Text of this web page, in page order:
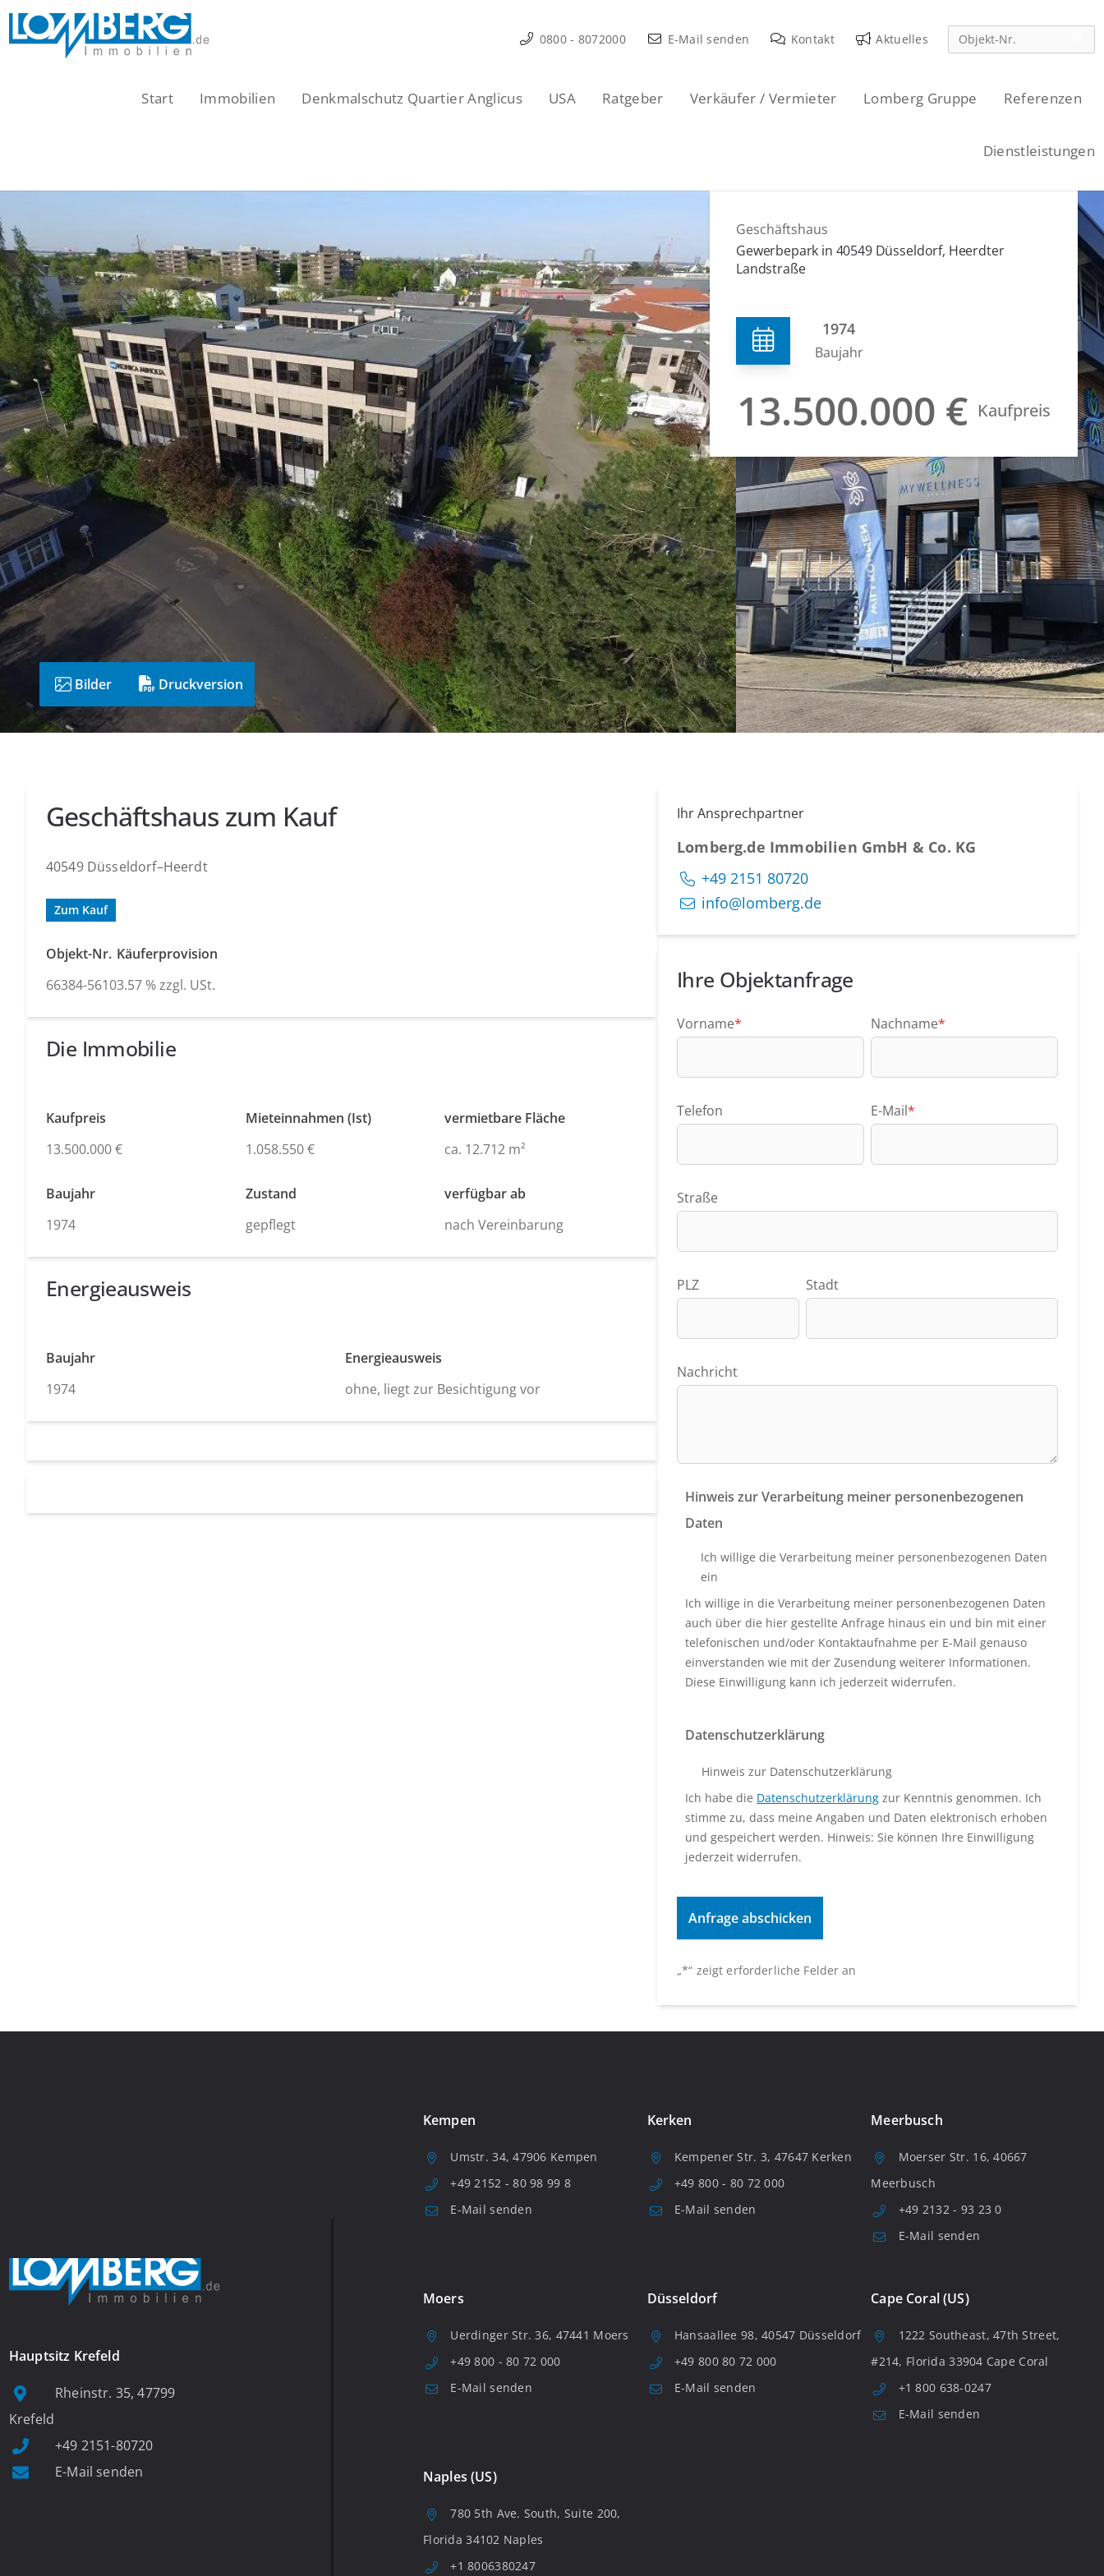
Zum
Inhalt
0800 - 8072000 E-Mail senden Kontakt Aktuelles
Start Immobilien Denkmalschutz Quartier Anglicus USA Ratgeber Verkäufer / Vermieter Lomberg Gruppe Referenzen
Dienstleistungen
Bilder Druckversion
Geschäftshaus
Gewerbepark in 40549 Düsseldorf, Heerdter
Landstraße
1974
Baujahr
13.500.000 € Kaufpreis
Geschäftshaus zum Kauf
40549 Düsseldorf–Heerdt
Zum Kauf
Objekt-Nr.
66384-5610
Käuferprovision
3.57 % zzgl. USt.
Die Immobilie
Kaufpreis
13.500.000 €
Mieteinnahmen (Ist)
1.058.550 €
vermietbare Fläche
ca. 12.712 m²
Baujahr
1974
Zustand
gepflegt
verfügbar ab
nach Vereinbarung
Energieausweis
Baujahr
1974
Energieausweis
ohne, liegt zur Besichtigung vor
Ihr Ansprechpartner
Lomberg.de Immobilien GmbH & Co. KG
+49 2151 80720
info@lomberg.de
Ihre Objektanfrage
„*“ zeigt erforderliche Felder an
Vorname* Nachname*
Telefon E-Mail*
Straße
PLZ Stadt
Nachricht
Hinweis zur Verarbeitung meiner personenbezogenen
Daten
Ich willige die Verarbeitung meiner personenbezogenen Daten
ein
Ich willige in die Verarbeitung meiner personenbezogenen Daten
auch über die hier gestellte Anfrage hinaus ein und bin mit einer
telefonischen und/oder Kontaktaufnahme per E-Mail genauso
einverstanden wie mit der Zusendung weiterer Informationen.
Diese Einwilligung kann ich jederzeit widerrufen.
Datenschutzerklärung
Hinweis zur Datenschutzerklärung
Ich habe die Datenschutzerklärung zur Kenntnis genommen. Ich
stimme zu, dass meine Angaben und Daten elektronisch erhoben
und gespeichert werden. Hinweis: Sie können Ihre Einwilligung
jederzeit widerrufen.
Hauptsitz Krefeld
Rheinstr. 35, 47799
Krefeld
+49 2151-80720
E-Mail senden
Kempen
Umstr. 34, 47906 Kempen
+49 2152 - 80 98 99 8
E-Mail senden
Kerken
Kempener Str. 3, 47647 Kerken
+49 800 - 80 72 000
E-Mail senden
Meerbusch
Moerser Str. 16, 40667
Meerbusch
+49 2132 - 93 23 0
E-Mail senden
Moers
Uerdinger Str. 36, 47441 Moers
+49 800 - 80 72 000
E-Mail senden
Düsseldorf
Hansaallee 98, 40547 Düsseldorf
+49 800 80 72 000
E-Mail senden
Cape Coral (US)
1222 Southeast, 47th Street,
#214, Florida 33904 Cape Coral
+1 800 638-0247
E-Mail senden
Naples (US)
780 5th Ave. South, Suite 200,
Florida 34102 Naples
+1 8006380247